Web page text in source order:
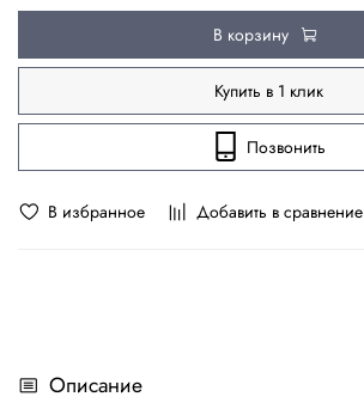
В избранное Добавить в сравнение
В корзину
Купить в 1 клик
Позвонить
Описание